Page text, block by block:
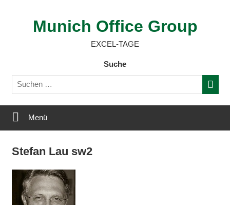
Munich Office Group
EXCEL-TAGE
Suche
Menü
Stefan Lau sw2